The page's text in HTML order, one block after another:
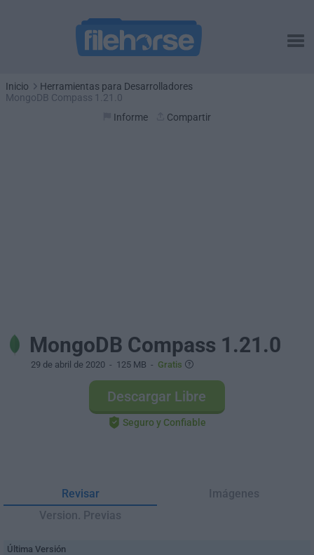
Inicio
Herramientas para Desarrolladores
MongoDB Compass 1.21.0
Informe
Compartir
MongoDB Compass 1.21.0
29 de abril de 2020 - 125 MB - Gratis
Descargar Libre
Seguro y Confiable
Revisar
Imágenes
Version. Previas
Última Versión